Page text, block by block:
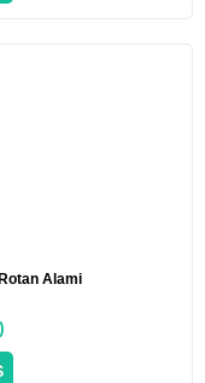
Alami